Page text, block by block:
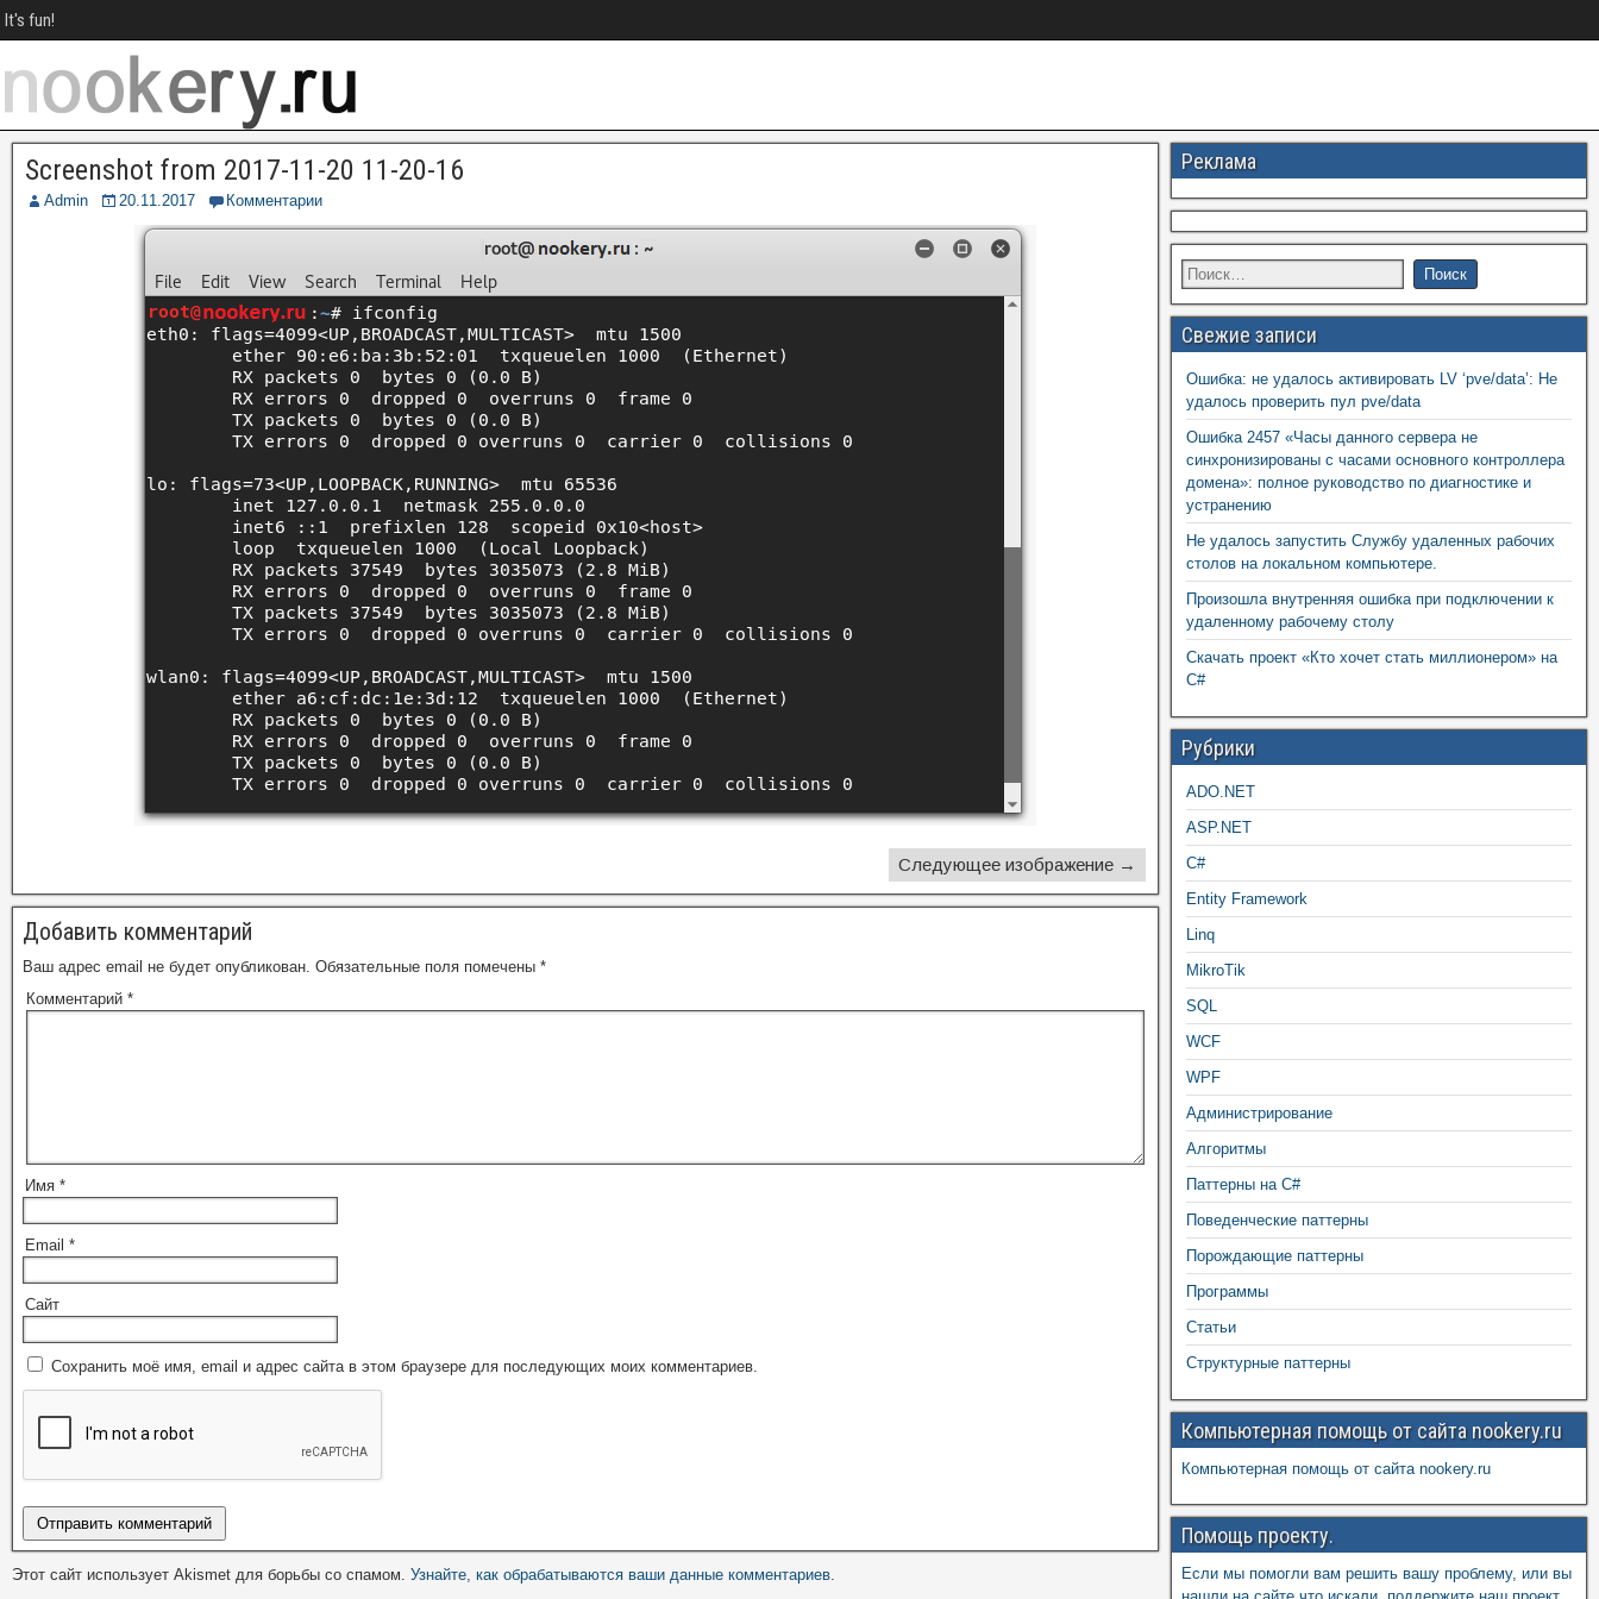
It's fun!
Screenshot from 2017-11-20 11-20-16
Admin 20.11.2017 Комментарии
Следующее изображение →
Добавить комментарий
Ваш адрес email не будет опубликован. Обязательные поля помечены *
Комментарий *
Имя *
Email *
Сайт
Сохранить моё имя, email и адрес сайта в этом браузере для последующих моих комментариев.
Этот сайт использует Akismet для борьбы со спамом. Узнайте, как обрабатываются ваши данные комментариев.
Реклама
Свежие записи
Ошибка: не удалось активировать LV ‘pve/data’: Не
удалось проверить пул pve/data
Ошибка 2457 «Часы данного сервера не
синхронизированы с часами основного контроллера
домена»: полное руководство по диагностике и
устранению
Не удалось запустить Службу удаленных рабочих
столов на локальном компьютере.
Произошла внутренняя ошибка при подключении к
удаленному рабочему столу
Скачать проект «Кто хочет стать миллионером» на
C#
Рубрики
ADO.NET
ASP.NET
C#
Entity Framework
Linq
MikroTik
SQL
WCF
WPF
Администрирование
Алгоритмы
Паттерны на C#
Поведенческие паттерны
Порождающие паттерны
Программы
Статьи
Структурные паттерны
Компьютерная помощь от сайта nookery.ru
Компьютерная помощь от сайта nookery.ru
Помощь проекту.
Если мы помогли вам решить вашу проблему, или вы